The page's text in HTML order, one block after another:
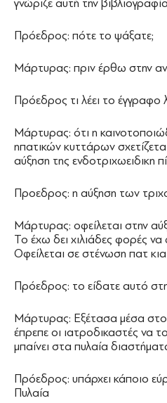
γνώριζε αυτή την βιβλιογραφία
Πρόεδρος: πότε το ψάξατε;
Μάρτυρας: πριν έρθω στην
Πρόεδρος τι λέει το έγγραφο
Μάρτυρας: ότι η
ηπατικών κυττάρων
αύξηση της ενδοτριχωειδικη
Προεδρος: η αύξηση των
Μάρτυρας: οφείλεται στην
Το έχω δει χιλιάδες φορές
Οφείλεται σε στένωση πατ
Πρόεδρος: το είδατε αυτό
Μάρτυρας: Εξέτασα μέσα
έπρεπε οι ιατροδικαστές να
μπαίνει στα πυλαία
Πρόεδρος: υπάρχει κάποιο
Πυλαία